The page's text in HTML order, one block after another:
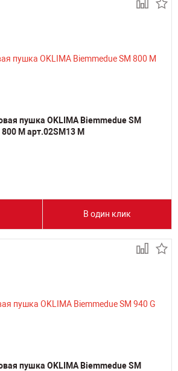
пушка OKLIMA Biemmedue SM
800 M арт.02SM13 M
В один клик
пушка OKLIMA Biemmedue SM